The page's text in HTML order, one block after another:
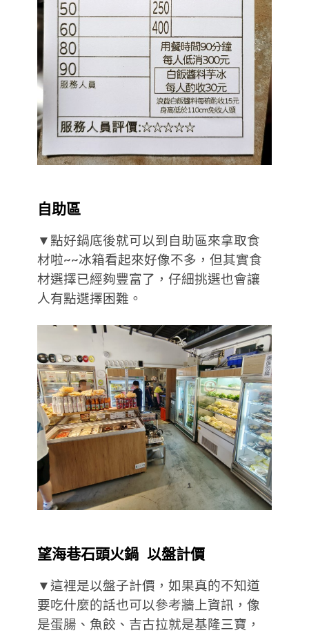
自助區
▼點好鍋底後就可以到自助區來拿取食
材啦~~冰箱看起來好像不多，但其實食
材選擇已經夠豐富了，仔細挑選也會讓
人有點選擇困難。
望海巷石頭火鍋 以盤計價
▼這裡是以盤子計價，如果真的不知道
要吃什麼的話也可以參考牆上資訊，像
是蛋腸、魚餃、吉古拉就是基隆三寶，